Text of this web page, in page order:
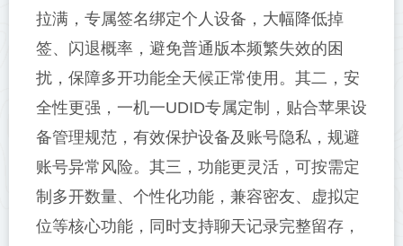
拉满，专属签名绑定个人设备，大幅降低掉
签、闪退概率，避免普通版本频繁失效的困
扰，保障多开功能全天候正常使用。其二，安
全性更强，一机一UDID专属定制，贴合苹果设
备管理规范，有效保护设备及账号隐私，规避
账号异常风险。其三，功能更灵活，可按需定
制多开数量、个性化功能，兼容密友、虚拟定
位等核心功能，同时支持聊天记录完整留存，